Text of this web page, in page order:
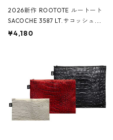
2026新作 ROOTOTE ルートート
SACOCHE 3587 LT.サコッシュ.ル
ミエ-B ショルダーバッグ グロスピ
¥4,180